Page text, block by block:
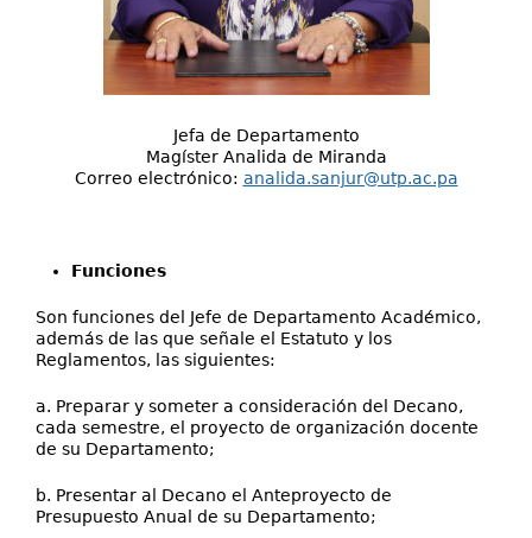
Jefa de Departamento
Magíster Analida de Miranda
Correo electrónico: analida.sanjur@utp.ac.pa
Funciones
Son funciones del Jefe de Departamento Académico,
además de las que señale el Estatuto y los
Reglamentos, las siguientes:
a. Preparar y someter a consideración del Decano,
cada semestre, el proyecto de organización docente
de su Departamento;
b. Presentar al Decano el Anteproyecto de
Presupuesto Anual de su Departamento;